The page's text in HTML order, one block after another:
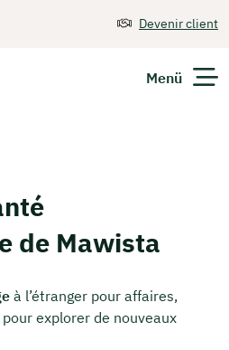
Devenir client
Menü
de Mawista
à l’étranger pour affaires,
explorer de nouveaux